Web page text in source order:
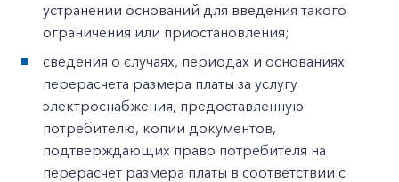
устранении оснований для введения такого
ограничения или приостановления;
сведения о случаях, периодах и основаниях
перерасчета размера платы за услугу
электроснабжения, предоставленную
потребителю, копии документов,
подтверждающих право потребителя на
перерасчет размера платы в соответствии с